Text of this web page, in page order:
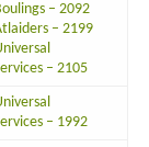
– 2092
– 2199
– 2105
– 1992